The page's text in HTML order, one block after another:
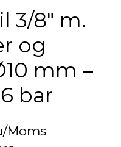
3/8″ m.
og
mm –
bar
Moms